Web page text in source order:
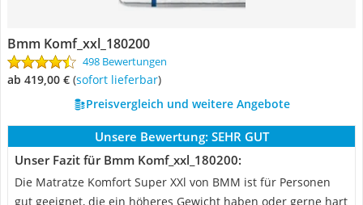
Bmm Komf_xxl_180200
498 Bewertungen
ab 419,00 € ( Sofort lieferbar)
Preisvergleich und weitere Angebote
Unsere Bewertung: SEHR GUT
Unser Fazit für Bmm Komf_xxl_180200:
Die Matratze Komfort Super XXl von BMM ist für Personen
gut geeignet, die ein höheres Gewicht haben oder gerne hart